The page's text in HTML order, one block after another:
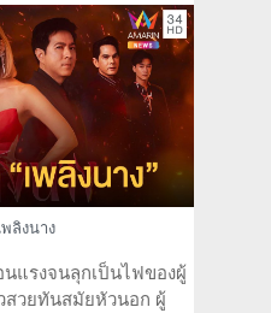
พลิงนาง
รงจนลุกเป็นไฟของผู้
วยทันสมัยหัวนอก ผู้